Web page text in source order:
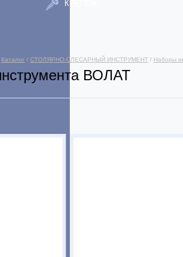
КРЕПЕЖ
Каталог / СТОЛЯРНО-СЛЕСАРНЫЙ ИНСТРУМЕНТ / Наборы
ВОЛАТ